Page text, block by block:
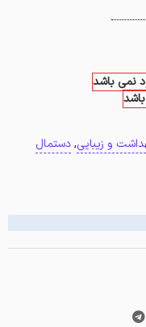
نمی باشد
و زیبایی,دستمال